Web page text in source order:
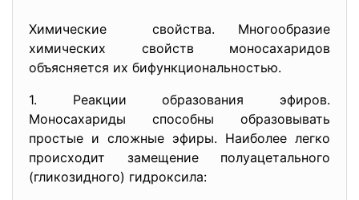
Химические свойства. Многообразие
химических свойств моносахаридов
объясняется их бифункциональностью.
1. Реакции образования эфиров.
Моносахариды способны образовывать
простые и сложные эфиры. Наиболее легко
происходит замещение полуацетального
(гликозидного) гидроксила: